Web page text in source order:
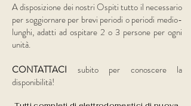
A disposizione dei nostri Ospiti tutto il necessario
per soggiornare per brevi periodi o periodi medio-
lunghi, adatti ad ospitare 2 o 3 persone per ogni
unità.
CONTATTACI subito per conoscere la
disponibilità!